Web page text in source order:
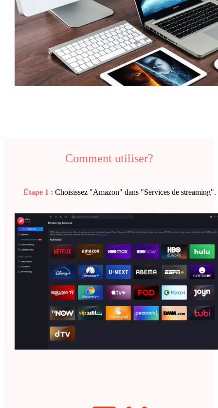
Comment utiliser?
Étape 1 : Choisissez "Amazon" dans "Services de streaming".